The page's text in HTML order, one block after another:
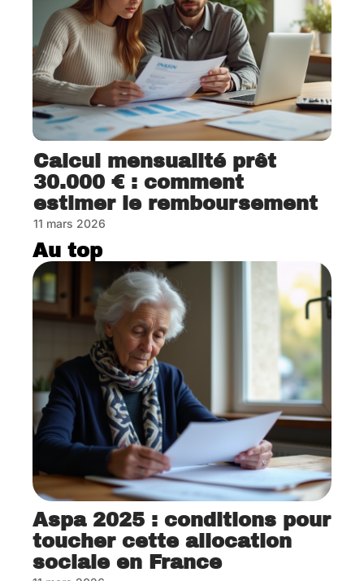
Calcul mensualité prêt
30.000 € : comment
estimer le remboursement
11 mars 2026
Au top
Aspa 2025 : conditions pour
toucher cette allocation
sociale en France